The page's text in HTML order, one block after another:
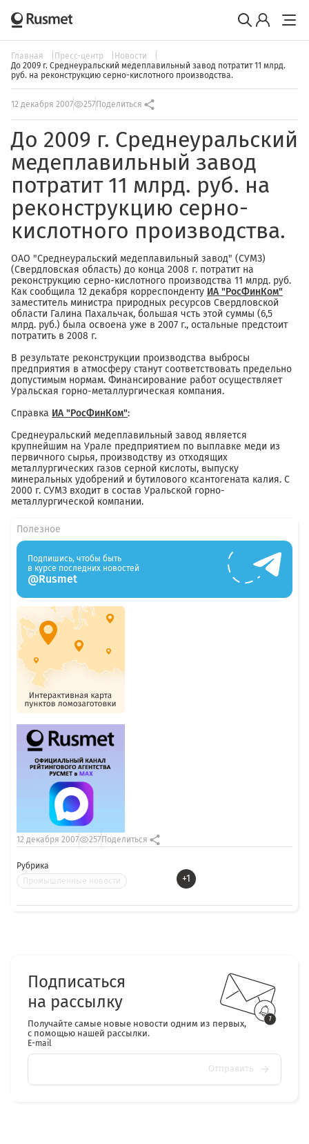
Главная Пресс-центр
Новости
До 2009 г. Среднеуральский медеплавильный завод потратит 11 млрд.
руб. на реконструкцию серно-кислотного производства.
12 декабря 2007 257 Поделиться
До 2009 г. Среднеуральский
медеплавильный завод
потратит 11 млрд. руб. на
реконструкцию серно-
кислотного производства.
ОАО "Среднеуральский медеплавильный завод" (СУМЗ)
(Свердловская область) до конца 2008 г. потратит на
реконструкцию серно-кислотного производства 11 млрд. руб.
Как сообщила 12 декабря корреспонденту ИА "РосФинКом"
заместитель министра природных ресурсов Свердловской
области Галина Пахальчак, большая чсть этой суммы (6,5
млрд. руб.) была освоена уже в 2007 г., остальные предстоит
потратить в 2008 г.
В результате реконструкции производства выбросы
предприятия в атмосферу станут соответствовать предельно
допустимым нормам. Финансирование работ осуществляет
Уральская горно-металлургическая компания.
Справка ИА "РосФинКом":
Среднеуральский медеплавильный завод является
крупнейшим на Урале предприятием по выплавке меди из
первичного сырья, производству из отходящих
металлургических газов серной кислоты, выпуску
минеральных удобрений и бутилового ксантогената калия. С
2000 г. СУМЗ входит в состав Уральской горно-
металлургической компании.
Рубрика
Промышленные новости
+1
12 декабря 2007 257 Поделиться
Полезное
Подпишись, чтобы быть
в курсе последних новостей
@Rusmet
Подписаться
на рассылку
Получайте самые новые новости одним из первых,
с помощью нашей рассылки.
E-mail
Отправить